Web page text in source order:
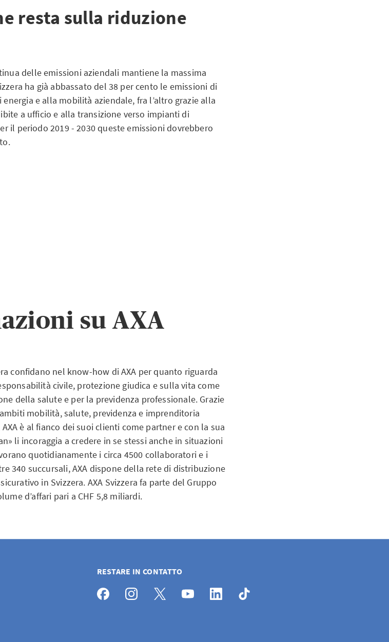
resta sulla riduzione
delle emissioni aziendali mantiene la massima
ha già abbassato del 38 per cento le emissioni di
e alla mobilità aziendale, fra l’altro grazie alla
a ufficio e alla transizione verso impianti di
il periodo 2019 - 2030 queste emissioni dovrebbero
su AXA
confidano nel know-how di AXA per quanto riguarda
civile, protezione giudica e sulla vita come
della salute e per la previdenza professionale. Grazie
mobilità, salute, previdenza e imprenditoria
è al fianco dei suoi clienti come partner e con la sua
li incoraggia a credere in se stessi anche in situazioni
quotidianamente i circa 4500 collaboratori e i
340 succursali, AXA dispone della rete di distribuzione
in Svizzera. AXA Svizzera fa parte del Gruppo
d’affari pari a CHF 5,8 miliardi.
RESTARE IN CONTATTO